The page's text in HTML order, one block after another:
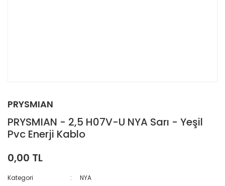
PRYSMIAN
PRYSMIAN - 2,5 H07V-U NYA Sarı - Yeşil
Pvc Enerji Kablo
0,00 TL
Kategori
NYA